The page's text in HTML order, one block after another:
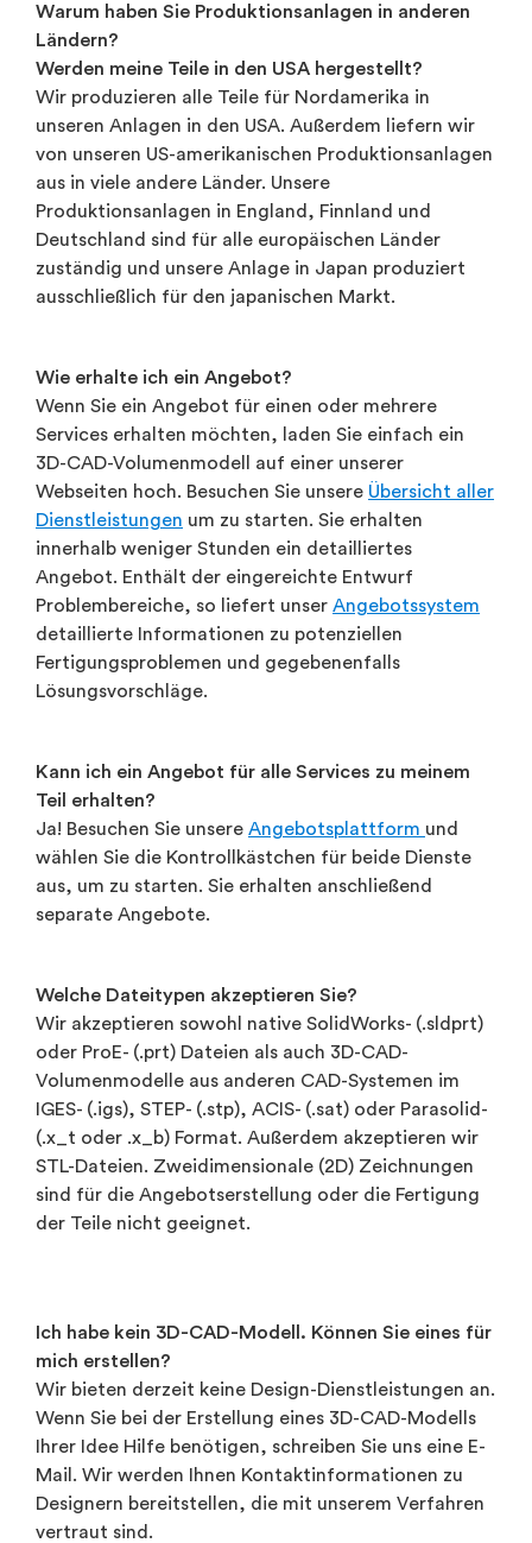
Warum haben Sie Produktionsanlagen in anderen
Ländern?
Werden meine Teile in den USA hergestellt?
Wir produzieren alle Teile für Nordamerika in
unseren Anlagen in den USA. Außerdem liefern wir
von unseren US-amerikanischen Produktionsanlagen
aus in viele andere Länder. Unsere
Produktionsanlagen in England, Finnland und
Deutschland sind für alle europäischen Länder
zuständig und unsere Anlage in Japan produziert
ausschließlich für den japanischen Markt.
Wie erhalte ich ein Angebot?
Wenn Sie ein Angebot für einen oder mehrere
Services erhalten möchten, laden Sie einfach ein
3D-CAD-Volumenmodell auf einer unserer
Webseiten hoch. Besuchen Sie unsere Übersicht aller
Dienstleistungen um zu starten. Sie erhalten
innerhalb weniger Stunden ein detailliertes
Angebot. Enthält der eingereichte Entwurf
Problembereiche, so liefert unser Angebotssystem
detaillierte Informationen zu potenziellen
Fertigungsproblemen und gegebenenfalls
Lösungsvorschläge.
Kann ich ein Angebot für alle Services zu meinem
Teil erhalten?
Ja! Besuchen Sie unsere Angebotsplattform und
wählen Sie die Kontrollkästchen für beide Dienste
aus, um zu starten. Sie erhalten anschließend
separate Angebote.
Welche Dateitypen akzeptieren Sie?
Wir akzeptieren sowohl native SolidWorks- (.sldprt)
oder ProE- (.prt) Dateien als auch 3D-CAD-
Volumenmodelle aus anderen CAD-Systemen im
IGES- (.igs), STEP- (.stp), ACIS- (.sat) oder Parasolid-
(.x_t oder .x_b) Format. Außerdem akzeptieren wir
STL-Dateien. Zweidimensionale (2D) Zeichnungen
sind für die Angebotserstellung oder die Fertigung
der Teile nicht geeignet.
Ich habe kein 3D-CAD-Modell. Können Sie eines für
mich erstellen?
Wir bieten derzeit keine Design-Dienstleistungen an.
Wenn Sie bei der Erstellung eines 3D-CAD-Modells
Ihrer Idee Hilfe benötigen, schreiben Sie uns eine E-
Mail. Wir werden Ihnen Kontaktinformationen zu
Designern bereitstellen, die mit unserem Verfahren
vertraut sind.